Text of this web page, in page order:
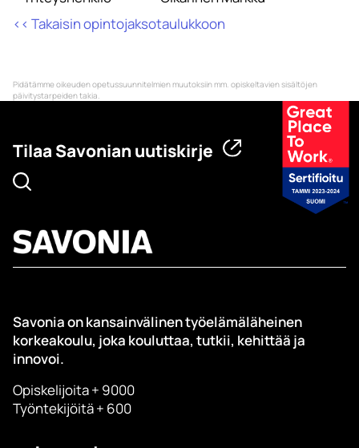
<< Takaisin opintojaksotaulukkoon
Pidätämme oikeuden opetussuunnitelmien muutoksiin mm. opiskeltavien sisältöjen
päivitystarpeiden takia.
Tilaa Savonian uutiskirje
Savonia on kansainvälinen työelämäläheinen
korkeakoulu, joka kouluttaa, tutkii, kehittää ja
innovoi.
Opiskelijoita + 9000
Työntekijöitä + 600